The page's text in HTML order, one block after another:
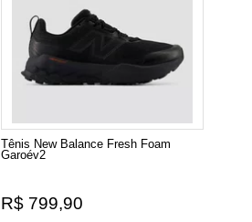
Tênis New Balance Fresh Foam
Garoév2
R$ 799,90